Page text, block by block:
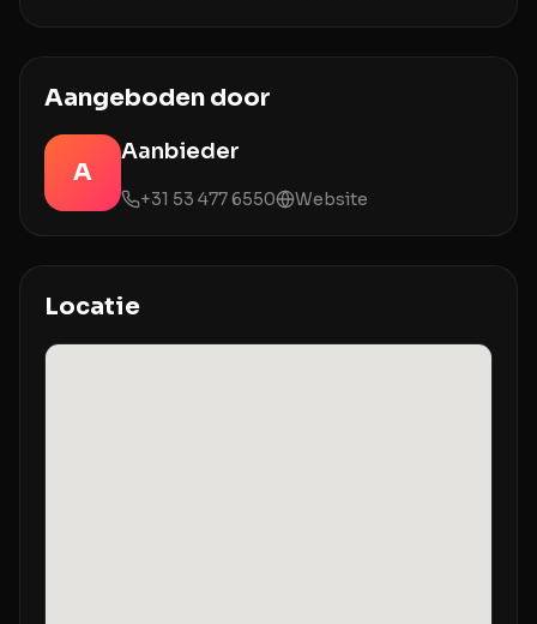
Aangeboden door
A
Aanbieder
+31 53 477 6550 Website
Locatie